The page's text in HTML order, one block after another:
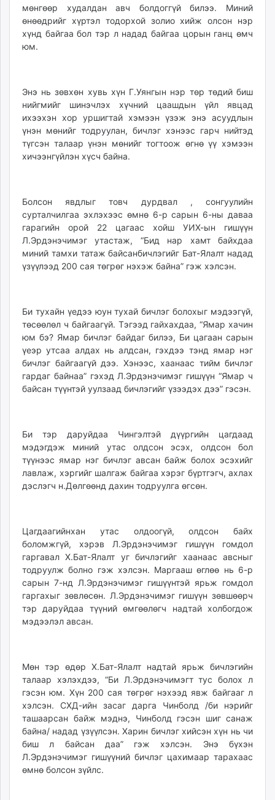
мөнгөөр худалдан авч болдоггүй билээ. Миний
өнөөдрийг хүртэл тодорхой золио хийж олсон нэр
хүнд байгаа бол тэр л надад байгаа цорын ганц өмч
юм.
Энэ нь зөвхөн хувь хүн Г.Уянгын нэр төр төдий биш
нийгмийг шинэчлэх хүчний цаашдын үйл явцад
ихээхэн хор уршигтай хэмээн үзэж энэ асуудлын
үнэн мөнийг тодруулан, бичлэг хэнээс гарч нийтэд
түгсэн талаар үнэн мөнийг тогтоож өгнө үү хэмээн
хичээнгүйлэн хүсч байна.
Болсон явдлыг товч дурдвал , сонгуулийн
сурталчилгаа эхлэхээс өмнө 6-р сарын 6-ны даваа
гарагийн орой 22 цагаас хойш УИХ-ын гишүүн
Л.Эрдэнэчимэг утастаж, “Бид нар хамт байхдаа
миний тамхи татаж байсанбичлэгийг Бат-Ялалт надад
үзүүлээд 200 сая төгрөг нэхэж байна” гэж хэлсэн.
Би тухайн үедээ юун тухай бичлэг болохыг мэдээгүй,
төсөөлөл ч байгаагүй. Тэгээд гайхахдаа, “Ямар хачин
юм бэ? Ямар бичлэг байдаг билээ, Би цагаан сарын
үеэр утсаа алдах нь алдсан, гэхдээ тэнд ямар нэг
бичлэг байгаагүй дээ. Хэнээс, хаанаас тийм бичлэг
гардаг байнаа” гэхэд Л.Эрдэнэчимэг гишүүн “Ямар ч
байсан түүнтэй уулзаад бичлэгийг үзээдэх дээ” гэсэн.
Би тэр даруйдаа Чингэлтэй дүүргийн цагдаад
мэдэгдэж миний утас олдсон эсэх, олдсон бол
түүнээс ямар нэг бичлэг авсан байж болох эсэхийг
лавлаж, хэргийг шалгаж байгаа хэрэг бүртгэгч, ахлах
дэслэгч н.Дөлгөөнд дахин тодруулга өгсөн.
Цагдаагийнхан утас олдоогүй, олдсон байх
боломжгүй, хэрэв Л.Эрдэнэчимэг гишүүн гомдол
гаргавал Х.Бат-Ялалт уг бичлэгийг хаанаас авсныг
тодруулж болно гэж хэлсэн. Маргааш өглөө нь 6-р
сарын 7-нд Л.Эрдэнэчимэг гишүүнтэй ярьж гомдол
гаргахыг зөвлөсөн. Л.Эрдэнэчимэг гишүүн зөвшөөрч
тэр даруйдаа түүний өмгөөлөгч надтай холбогдож
мэдээлэл авсан.
Мөн тэр өдөр Х.Бат-Ялалт надтай ярьж бичлэгийн
талаар хэлэхдээ, “Би Л.Эрдэнэчимэгт тус болох л
гэсэн юм. Хүн 200 сая төгрөг нэхээд явж байгааг л
хэлсэн. СХД-ийн засаг дарга Чинболд /би нэрийг
ташаарсан байж мэднэ, Чинболд гэсэн шиг санаж
байна/ надад үзүүлсэн. Харин бичлэг хийсэн хүн нь чи
биш л байсан даа” гэж хэлсэн. Энэ бүхэн
Л.Эрдэнэчимэг гишүүний бичлэг цахимаар тарахаас
өмнө болсон зүйлс.